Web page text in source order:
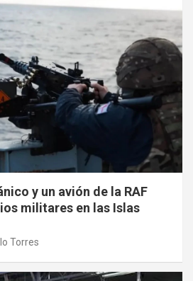
y un avión de la RAF
militares en las Islas
Torres